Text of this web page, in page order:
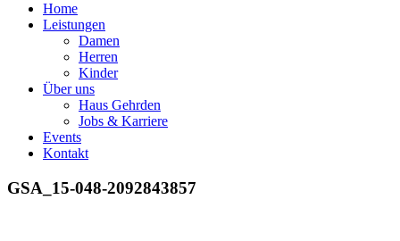
Home
Leistungen
Damen
Herren
Kinder
Über uns
Haus Gehrden
Jobs & Karriere
Events
Kontakt
GSA_15-048-2092843857